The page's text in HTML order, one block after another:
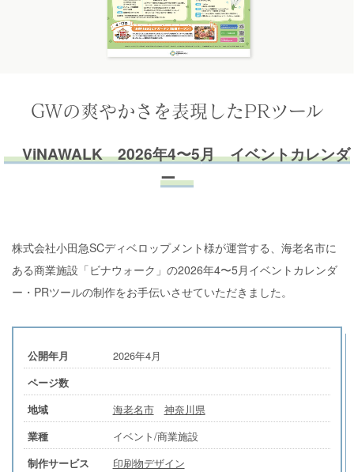
GWの爽やかさを表現したPRツール
ViNAWALK 2026年4〜5月 イベントカレンダ
ー
株式会社小田急SCディベロップメント様が運営する、海老名市に
ある商業施設「ビナウォーク」の2026年4〜5月イベントカレンダ
ー・PRツールの制作をお手伝いさせていただきました。
公開年月 2026年4月
ページ数
地域
海老名市 神奈川県
業種 イベント/商業施設
制作サービス 印刷物デザイン